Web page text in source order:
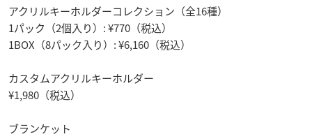
アクリルキーホルダーコレクション（全16種）
1パック（2個入り）: ¥770（税込）
1BOX（8パック入り）: ¥6,160（税込）
カスタムアクリルキーホルダー
¥1,980（税込）
ブランケット